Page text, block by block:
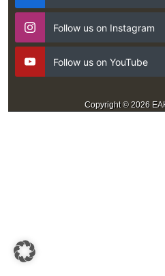
Follow us on Instagram
Follow us on YouTube
Copyright © 2026